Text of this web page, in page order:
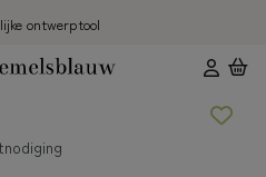
ontwerptool